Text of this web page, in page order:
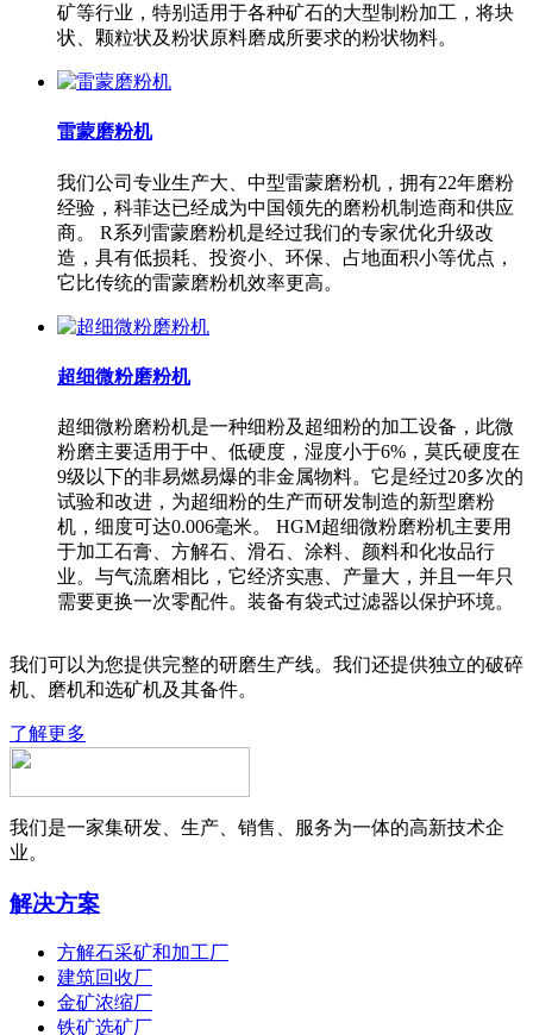
矿等行业，特别适用于各种矿石的大型制粉加工，将块
状、颗粒状及粉状原料磨成所要求的粉状物料。
雷蒙磨粉机
我们公司专业生产大、中型雷蒙磨粉机，拥有22年磨粉
经验，科菲达已经成为中国领先的磨粉机制造商和供应
商。 R系列雷蒙磨粉机是经过我们的专家优化升级改
造，具有低损耗、投资小、环保、占地面积小等优点，
它比传统的雷蒙磨粉机效率更高。
超细微粉磨粉机
超细微粉磨粉机是一种细粉及超细粉的加工设备，此微
粉磨主要适用于中、低硬度，湿度小于6%，莫氏硬度在
9级以下的非易燃易爆的非金属物料。它是经过20多次的
试验和改进，为超细粉的生产而研发制造的新型磨粉
机，细度可达0.006毫米。 HGM超细微粉磨粉机主要用
于加工石膏、方解石、滑石、涂料、颜料和化妆品行
业。与气流磨相比，它经济实惠、产量大，并且一年只
需要更换一次零配件。装备有袋式过滤器以保护环境。
我们可以为您提供完整的研磨生产线。我们还提供独立的破碎
机、磨机和选矿机及其备件。
了解更多
我们是一家集研发、生产、销售、服务为一体的高新技术企
业。
解决方案
方解石采矿和加工厂
建筑回收厂
金矿浓缩厂
铁矿选矿厂